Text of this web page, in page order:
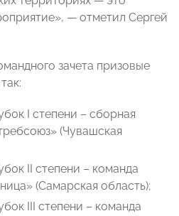
— отметил Сергей
зачета призовые
I степени – сборная
(Чувашская
II степени – команда
(Самарская область);
III степени – команда